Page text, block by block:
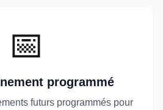
equilibrio tra mare,
📅
programmé
futurs programmés pour